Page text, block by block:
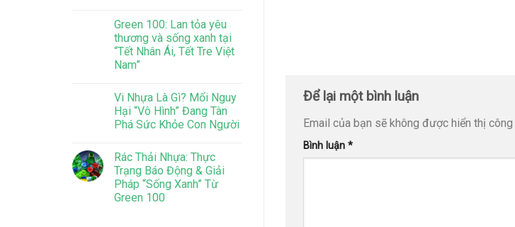
Green 100: Lan tỏa yêu
thương và sống xanh tại
“Tết Nhân Ái, Tết Tre Việt
Nam”
Vi Nhựa Là Gì? Mối Nguy
Hại “Vô Hình” Đang Tàn
Phá Sức Khỏe Con Người
Rác Thải Nhựa: Thực
Trạng Báo Động & Giải
Pháp “Sống Xanh” Từ
Green 100
Để lại một bình luận
Email của bạn sẽ không được hiển thị công
Bình luận *